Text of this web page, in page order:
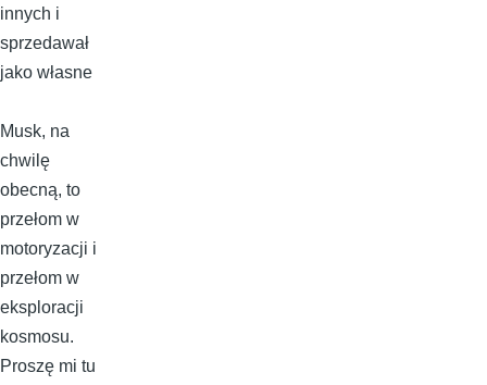
innych i
sprzedawał
jako własne
Musk, na
chwilę
obecną, to
przełom w
motoryzacji i
przełom w
eksploracji
kosmosu.
Proszę mi tu